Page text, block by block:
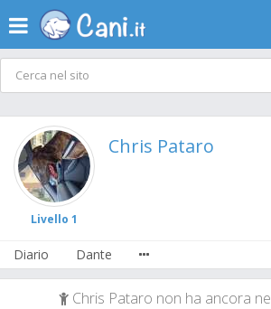
Livello 1
Chris Pataro
Diario Dante
Chris Pataro non ha ancora